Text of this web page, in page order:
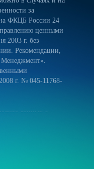
за
ФКЦБ России 24
ценными
2003 г. без
Рекомендации,
Менеджмент».
г. № 045-11768-
данных о
использовать